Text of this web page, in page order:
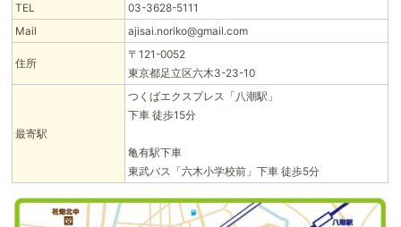
TEL
03-3628-5111
Mail
ajisai.noriko@gmail.com
住所
〒121-0052
東京都足立区六木3-23-10
最寄駅
つくばエクスプレス「八潮駅」
下車 徒歩15分
亀有駅下車
東武バス「六木小学校前」下車 徒歩5分